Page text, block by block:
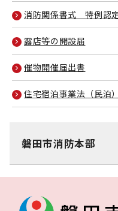
消防関係書式 特例認
露店等の開設届
催物開催届出書
住宅宿泊事業法（民泊）
磐田市消防本部